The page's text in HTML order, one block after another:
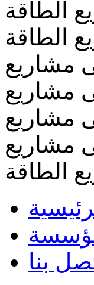
الطاقة
الطاقة
مشاريع
مشاريع
مشاريع
مشاريع
الطاقة
بنا